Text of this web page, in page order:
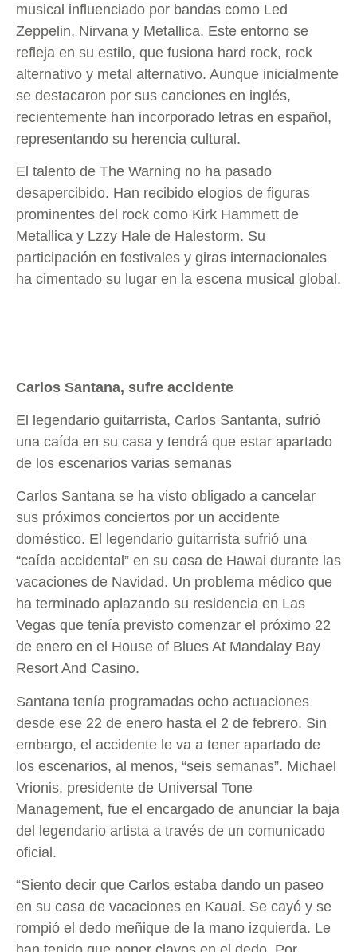
musical influenciado por bandas como Led
Zeppelin, Nirvana y Metallica. Este entorno se
refleja en su estilo, que fusiona hard rock, rock
alternativo y metal alternativo. Aunque inicialmente
se destacaron por sus canciones en inglés,
recientemente han incorporado letras en español,
representando su herencia cultural.
El talento de The Warning no ha pasado
desapercibido. Han recibido elogios de figuras
prominentes del rock como Kirk Hammett de
Metallica y Lzzy Hale de Halestorm. Su
participación en festivales y giras internacionales
ha cimentado su lugar en la escena musical global.
Carlos Santana, sufre accidente
El legendario guitarrista, Carlos Santanta, sufrió
una caída en su casa y tendrá que estar apartado
de los escenarios varias semanas
Carlos Santana se ha visto obligado a cancelar
sus próximos conciertos por un accidente
doméstico. El legendario guitarrista sufrió una
“caída accidental” en su casa de Hawai durante las
vacaciones de Navidad. Un problema médico que
ha terminado aplazando su residencia en Las
Vegas que tenía previsto comenzar el próximo 22
de enero en el House of Blues At Mandalay Bay
Resort And Casino.
Santana tenía programadas ocho actuaciones
desde ese 22 de enero hasta el 2 de febrero. Sin
embargo, el accidente le va a tener apartado de
los escenarios, al menos, “seis semanas”. Michael
Vrionis, presidente de Universal Tone
Management, fue el encargado de anunciar la baja
del legendario artista a través de un comunicado
oficial.
“Siento decir que Carlos estaba dando un paseo
en su casa de vacaciones en Kauai. Se cayó y se
rompió el dedo meñique de la mano izquierda. Le